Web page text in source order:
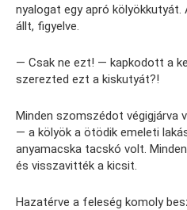
nyalogat egy apró
állt, figyelve.
— Csak ne ezt! — kapkodott a
szerezted ezt a kiskutyát?!
Minden szomszédot végigjárva
— a kölyök a ötödik emeleti
anyamacska tacskó volt.
és visszavitték a kicsit.
Hazatérve a feleség komoly